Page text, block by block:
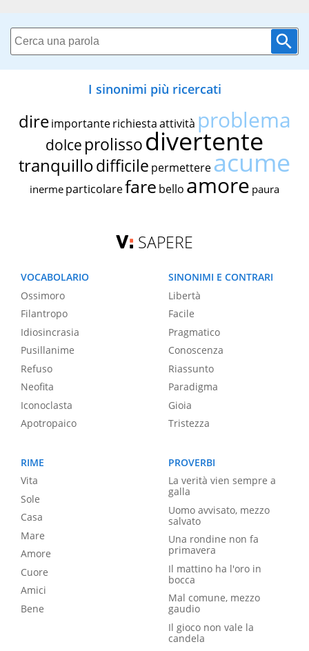
I sinonimi più ricercati
dire importante richiestaattività problema
dolce prolissodivertente
tranquillodifficile permettereacume
inerme particolarefare bello amore paura
SAPERE
VOCABOLARIO
Ossimoro
Filantropo
Idiosincrasia
Pusillanime
Refuso
Neofita
Iconoclasta
Apotropaico
SINONIMI E CONTRARI
Libertà
Facile
Pragmatico
Conoscenza
Riassunto
Paradigma
Gioia
Tristezza
RIME
Vita
Sole
Casa
Mare
Amore
Cuore
Amici
Bene
PROVERBI
La verità vien sempre a
galla
Uomo avvisato, mezzo
salvato
Una rondine non fa
primavera
Il mattino ha l'oro in
bocca
Mal comune, mezzo
gaudio
Il gioco non vale la
candela